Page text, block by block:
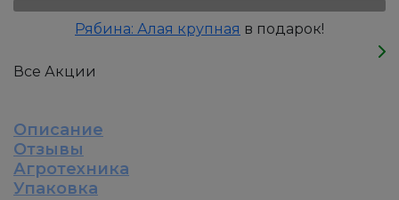
Рябина: Алая крупная в подарок!
Все Акции
Описание
Отзывы
Агротехника
Упаковка